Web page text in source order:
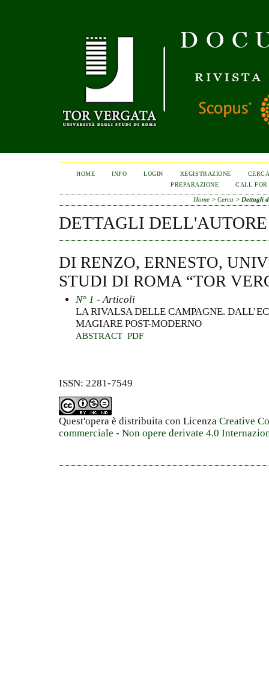
HOME INFO LOGIN REGISTRAZIONE
PREPARAZIONE
CALL FOR
Home> Cerca > Dettagli
DETTAGLI DELL'AUTORE
DI RENZO, ERNESTO,
STUDI DI ROMA “TOR
N° 1 - Articoli
LA RIVALSA DELLE CAMPAGNE.
MAGIARE POST-MODERNO
ABSTRACT PDF
ISSN: 2281-7549
Quest'opera è distribuita con Licenza Creative
commerciale - Non opere derivate 4.0